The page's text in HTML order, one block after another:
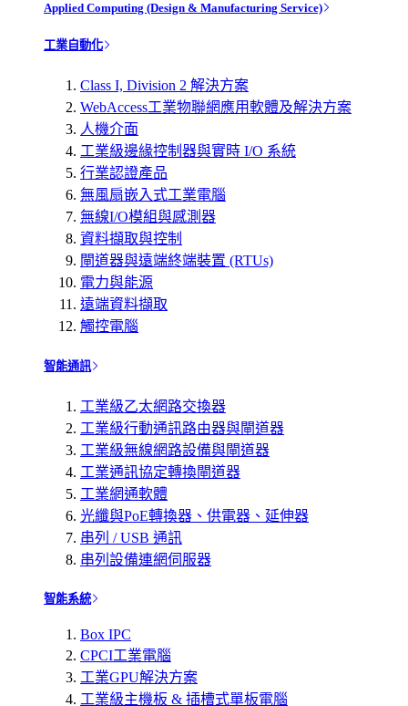
Applied Computing (Design & Manufacturing Service)
工業自動化
Class I, Division 2 解決方案
WebAccess工業物聯網應用軟體及解決方案
人機介面
工業級邊緣控制器與實時 I/O 系統
行業認證產品
無風扇嵌入式工業電腦
無線I/O模組與感測器
資料擷取與控制
閘道器與遠端終端裝置 (RTUs)
電力與能源
遠端資料擷取
觸控電腦
智能通訊
工業級乙太網路交換器
工業級行動通訊路由器與閘道器
工業級無線網路設備與閘道器
工業通訊協定轉換閘道器
工業網通軟體
光纖與PoE轉換器、供電器、延伸器
串列 / USB 通訊
串列設備連網伺服器
智能系統
Box IPC
CPCI工業電腦
工業GPU解決方案
工業級主機板 & 插槽式單板電腦